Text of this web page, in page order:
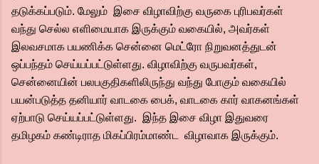
தடுக்கப்படும். மேலும் இசை விழாவிற்கு வருகை புரிபவர்கள்
வந்து செல்ல எளிமையாக இருக்கும் வகையில், அவர்கள்
இலவசமாக பயணிக்க சென்னை மெட்ரோ நிறுவனத்துடன்
ஒப்பந்தம் செய்யப்பட்டுள்ளது. விழாவிற்கு வருபவர்கள்,
சென்னையின் பலபகுதிகளிலிருந்து வந்து போகும் வகையில்
பயன்படுத்த தனியார் வாடகை பைக், வாடகை கார் வாகனங்கள்
ஏற்பாடு செய்யப்பட்டுள்ளது. இந்த இசை விழா இதுவரை
தமிழகம் கண்டிராத மிகப்பிரம்மாண்ட விழாவாக இருக்கும்.